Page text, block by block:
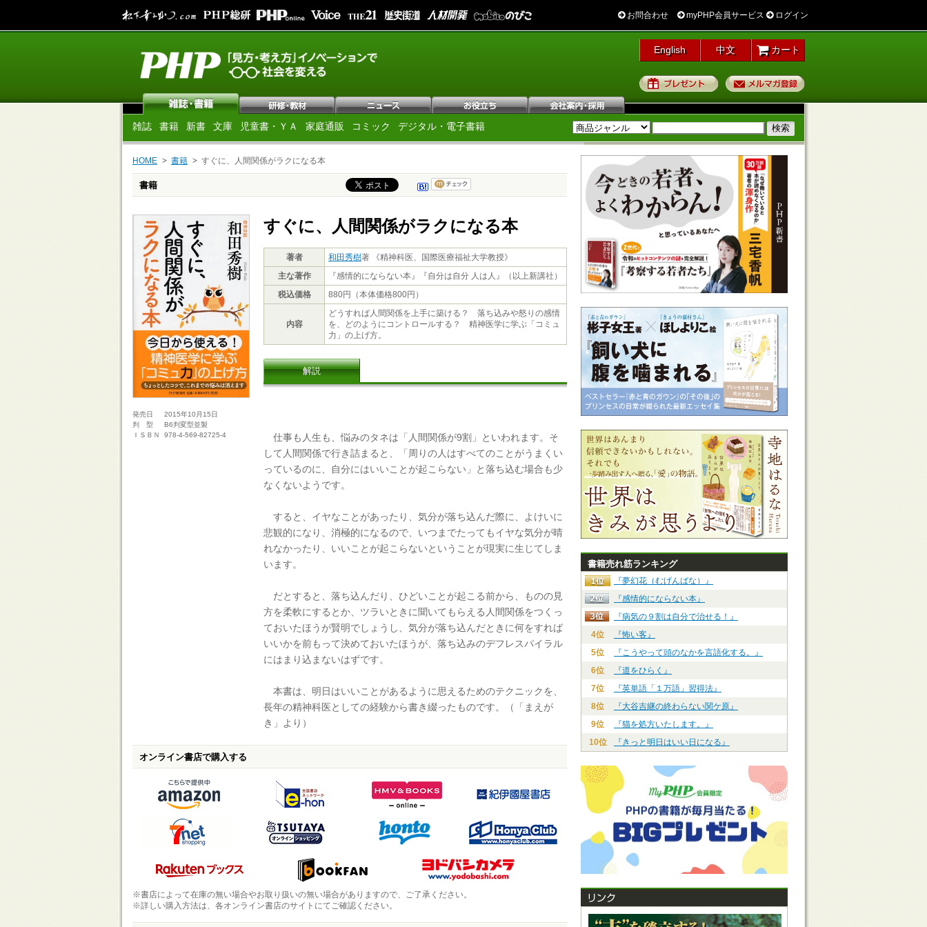
お問合わせ myPHP会員サービス ログイン
English 中文 カート
プレゼント
雑誌 書籍 新書 文庫 児童書・ＹＡ 家庭通販 コミック デジタル・電子書籍
HOME 書籍 すぐに、人間関係がラクになる本
書籍
発売日
2015年10月15日
判 型
B6判変型並製
ＩＳＢＮ
978-4-569-82725-4
すぐに、人間関係がラクになる本
著者 和田秀樹著 《精神科医、国際医療福祉大学教授》
主な著作
『感情的にならない本』『自分は自分 人は人』（以上新講社）
税込価格
880円（本体価格800円）
内容
どうすれば人間関係を上手に築ける？ 落ち込みや怒りの感情
を、どのようにコントロールする？ 精神医学に学ぶ「コミュ
力」の上げ方。
解説
仕事も人生も、悩みのタネは「人間関係が9割」といわれます。そ
して人間関係で行き詰まると、「周りの人はすべてのことがうまくい
っているのに、自分にはいいことが起こらない」と落ち込む場合も少
なくないようです。
すると、イヤなことがあったり、気分が落ち込んだ際に、よけいに
悲観的になり、消極的になるので、いつまでたってもイヤな気分が晴
れなかったり、いいことが起こらないということが現実に生じてしま
います。
だとすると、落ち込んだり、ひどいことが起こる前から、ものの見
方を柔軟にするとか、ツラいときに聞いてもらえる人間関係をつくっ
ておいたほうが賢明でしょうし、気分が落ち込んだときに何をすれば
いいかを前もって決めておいたほうが、落ち込みのデフレスパイラル
にはまり込まないはずです。
本書は、明日はいいことがあるように思えるためのテクニックを、
長年の精神科医としての経験から書き綴ったものです。（「まえが
き」より）
オンライン書店で購入する
※書店によって在庫の無い場合やお取り扱いの無い場合がありますので、ご了承ください。
※詳しい購入方法は、各オンライン書店のサイトにてご確認ください。
書籍売れ筋ランキング
『夢幻花（むげんばな）』
『感情的にならない本』
『病気の９割は自分で治せる！』
4位
『怖い客』
5位
『こうやって頭のなかを言語化する。』
6位
『道をひらく』
7位
『英単語「１万語」習得法』
8位
『大谷吉継の終わらない関ケ原』
9位
『猫を処方いたします。』
10位
『きっと明日はいい日になる』